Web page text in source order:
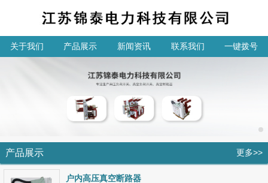
关于我们 产品展示 新闻资讯 联系我们 一键拨号
产品展示 更多>>
户内高压真空断路器